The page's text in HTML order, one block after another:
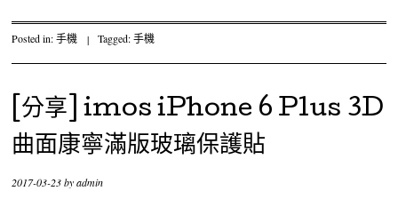
Posted in:手機 | Tagged:手機
[分享] imos iPhone 6 Plus 3D
曲面康寧滿版玻璃保護貼
2017-03-23byadmin